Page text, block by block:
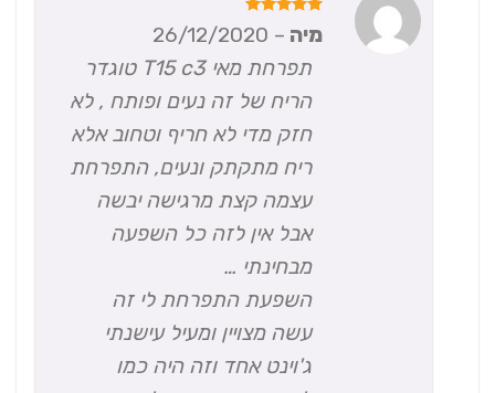
מתוך 5
מיה–
26/12/2020
תפרחת מאי T15 c3 טוגדר
הריח של זה נעים ופותח , לא
חזק מדי לא חריף וטחוב אלא
ריח מתקתק ונעים, התפרחת
עצמה קצת מרגישה יבשה
אבל אין לזה כל השפעה
מבחינתי …
השפעת התפרחת לי זה
עשה מצויין ומעיל עישנתי
ג'וינט אחד וזה היה כמו